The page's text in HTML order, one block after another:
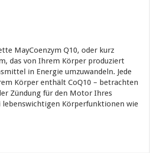
MayCoenzym Q10, oder kurz
das von Ihrem Körper produziert
in Energie umzuwandeln. Jede
Körper enthält CoQ10 – betrachten
Zündung für den Motor Ihres
lebenswichtigen Körperfunktionen wie